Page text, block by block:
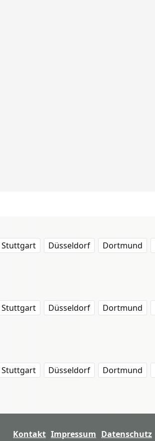
Stuttgart Düsseldorf Dortmund
Stuttgart Düsseldorf Dortmund
Stuttgart Düsseldorf Dortmund
Kontakt Impressum Datenschutz